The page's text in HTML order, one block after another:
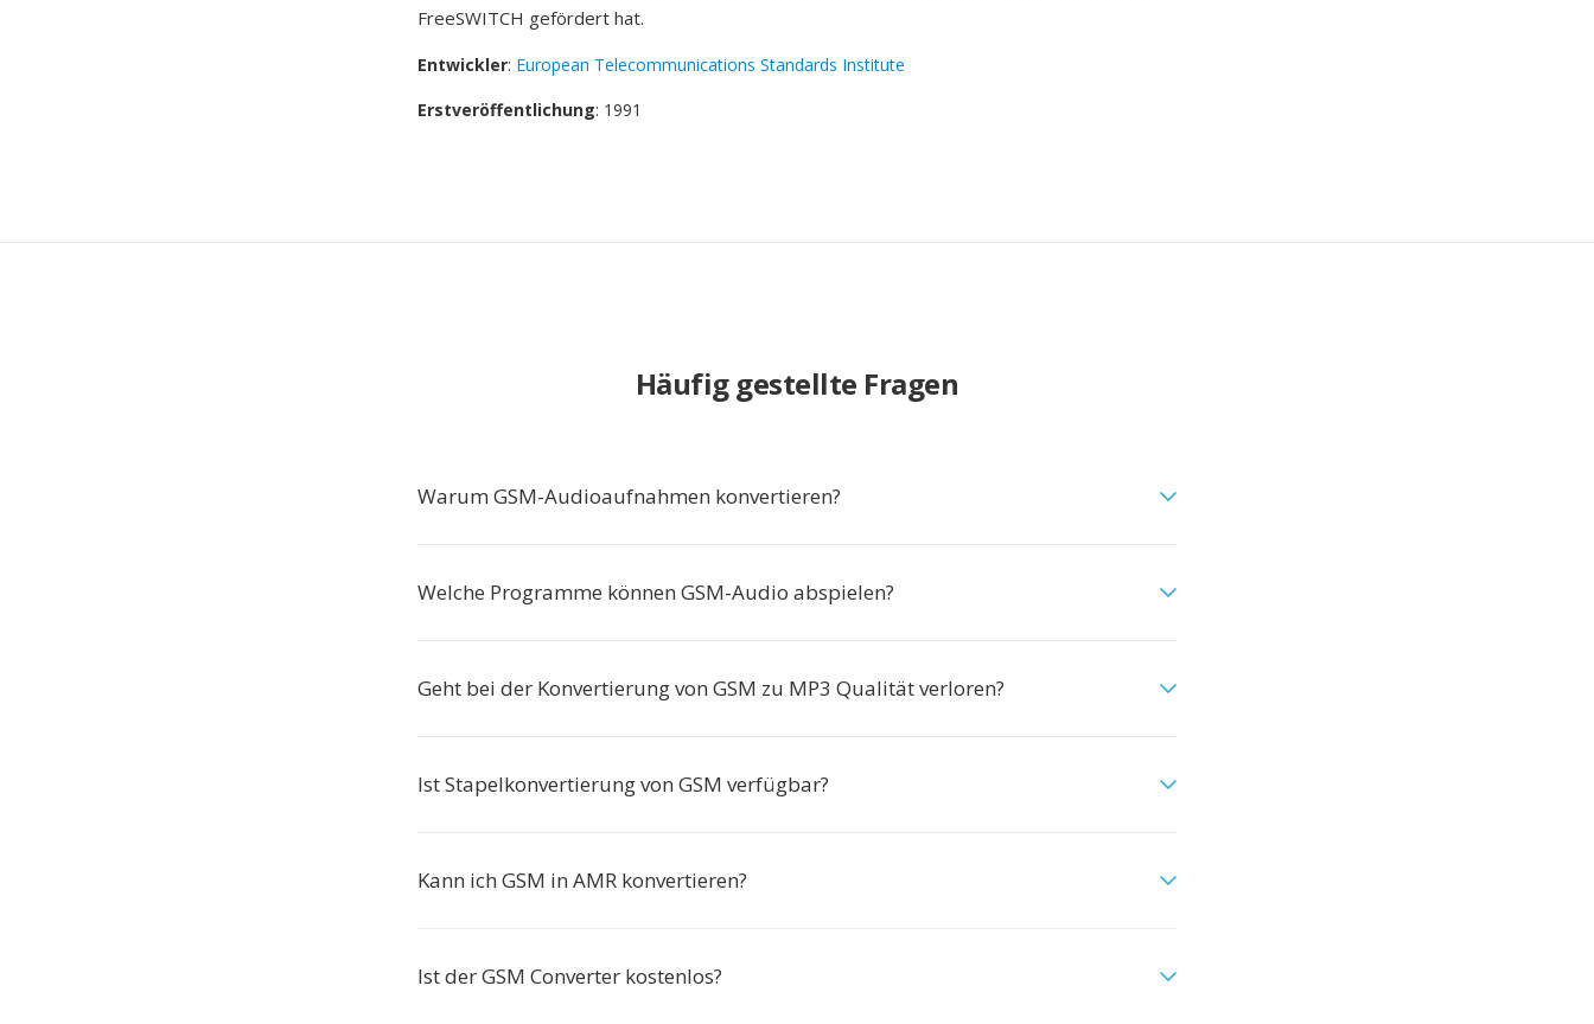
FreeSWITCH gefördert hat.
Entwickler: European Telecommunications Standards Institute
Erstveröffentlichung: 1991
Häufig gestellte Fragen
Warum GSM-Audioaufnahmen konvertieren?
Welche Programme können GSM-Audio abspielen?
Geht bei der Konvertierung von GSM zu MP3 Qualität verloren?
Ist Stapelkonvertierung von GSM verfügbar?
Kann ich GSM in AMR konvertieren?
Ist der GSM Converter kostenlos?